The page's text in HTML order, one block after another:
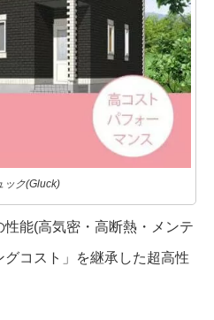
ック(Gluck)
能(高気密・高断熱・メンテ
コスト」を継承した超高性